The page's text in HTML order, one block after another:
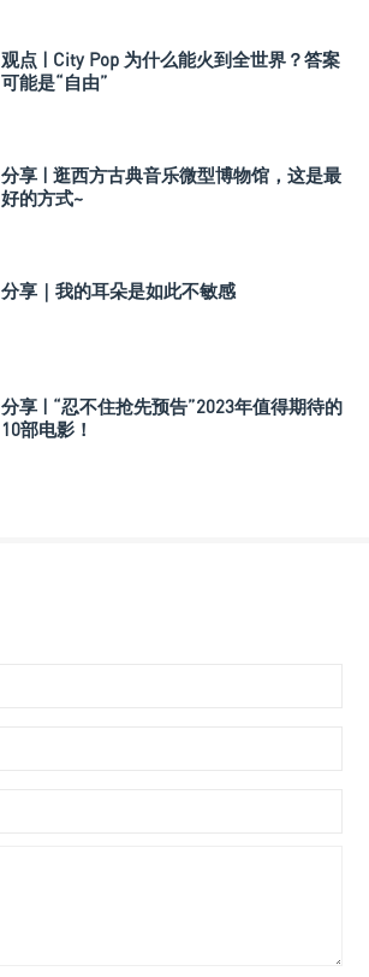
观点 | City Pop 为什么能火到全世界？答案
可能是“自由”
分享 | 逛西方古典音乐微型博物馆，这是最
好的方式~
分享｜我的耳朵是如此不敏感
分享 | “忍不住抢先预告”2023年值得期待的
10部电影！